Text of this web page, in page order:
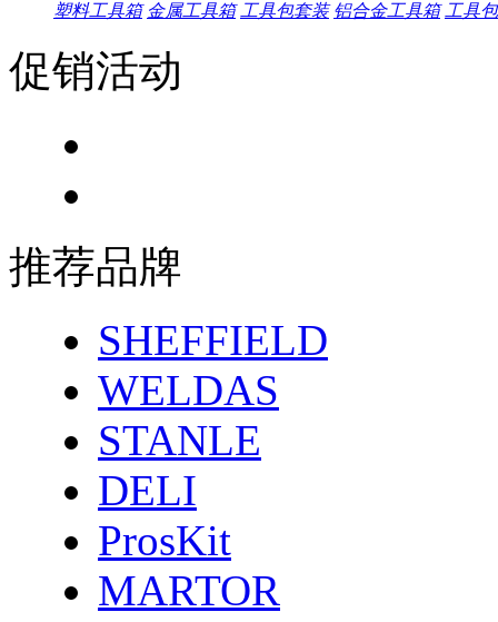
塑料工具箱 金属工具箱 工具包套装 铝合金工具箱 工具包
促销活动
推荐品牌
SHEFFIELD
WELDAS
STANLE
DELI
ProsKit
MARTOR